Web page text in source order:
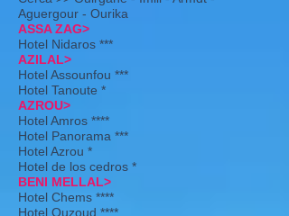
Aguergour - Ourika
ASSA ZAG>
Hotel Nidaros ***
AZILAL>
Hotel Assounfou ***
Hotel Tanoute *
AZROU>
Hotel Amros ****
Hotel Panorama ***
Hotel Azrou *
Hotel de los cedros *
BENI MELLAL>
Hotel Chems ****
Hotel Ouzoud ****